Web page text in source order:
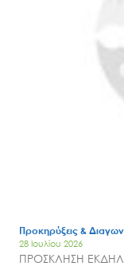
Προκηρύξεις &
28 Ιουλίου 2026
ΠΡΟΣΚΛΗΣΗ